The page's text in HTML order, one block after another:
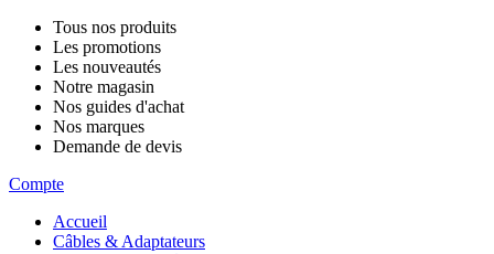
Tous nos produits
Les promotions
Les nouveautés
Notre magasin
Nos guides d'achat
Nos marques
Demande de devis
Compte
Accueil
Câbles & Adaptateurs